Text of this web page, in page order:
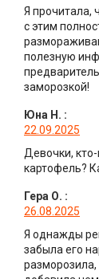
Я прочитала,
с этим
полезную
заморозкой!
Юна Н. :
22.09.2025
Девочки,
картофель?
Гера О. :
26.08.2025
Я однажды
забыла его
разморозила,